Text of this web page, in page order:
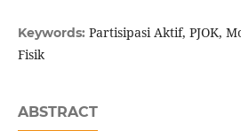
Keywords: Partisipasi Aktif, PJOK,
Fisik
ABSTRACT